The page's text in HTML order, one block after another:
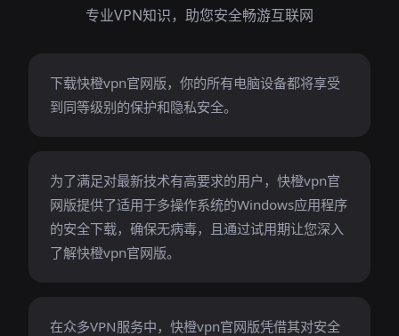
专业VPN知识，助您安全畅游互联网
下载快橙vpn官网版，你的所有电脑设备都将享受
到同等级别的保护和隐私安全。
为了满足对最新技术有高要求的用户，快橙vpn官
网版提供了适用于多操作系统的Windows应用程序
的安全下载，确保无病毒，且通过试用期让您深入
了解快橙vpn官网版。
在众多VPN服务中，快橙vpn官网版凭借其对安全